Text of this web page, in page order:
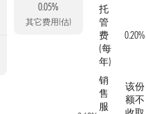
0.05%
其它费用(估)
托
管
费
(每
年)
0.20%
销
售
服
该份
额不